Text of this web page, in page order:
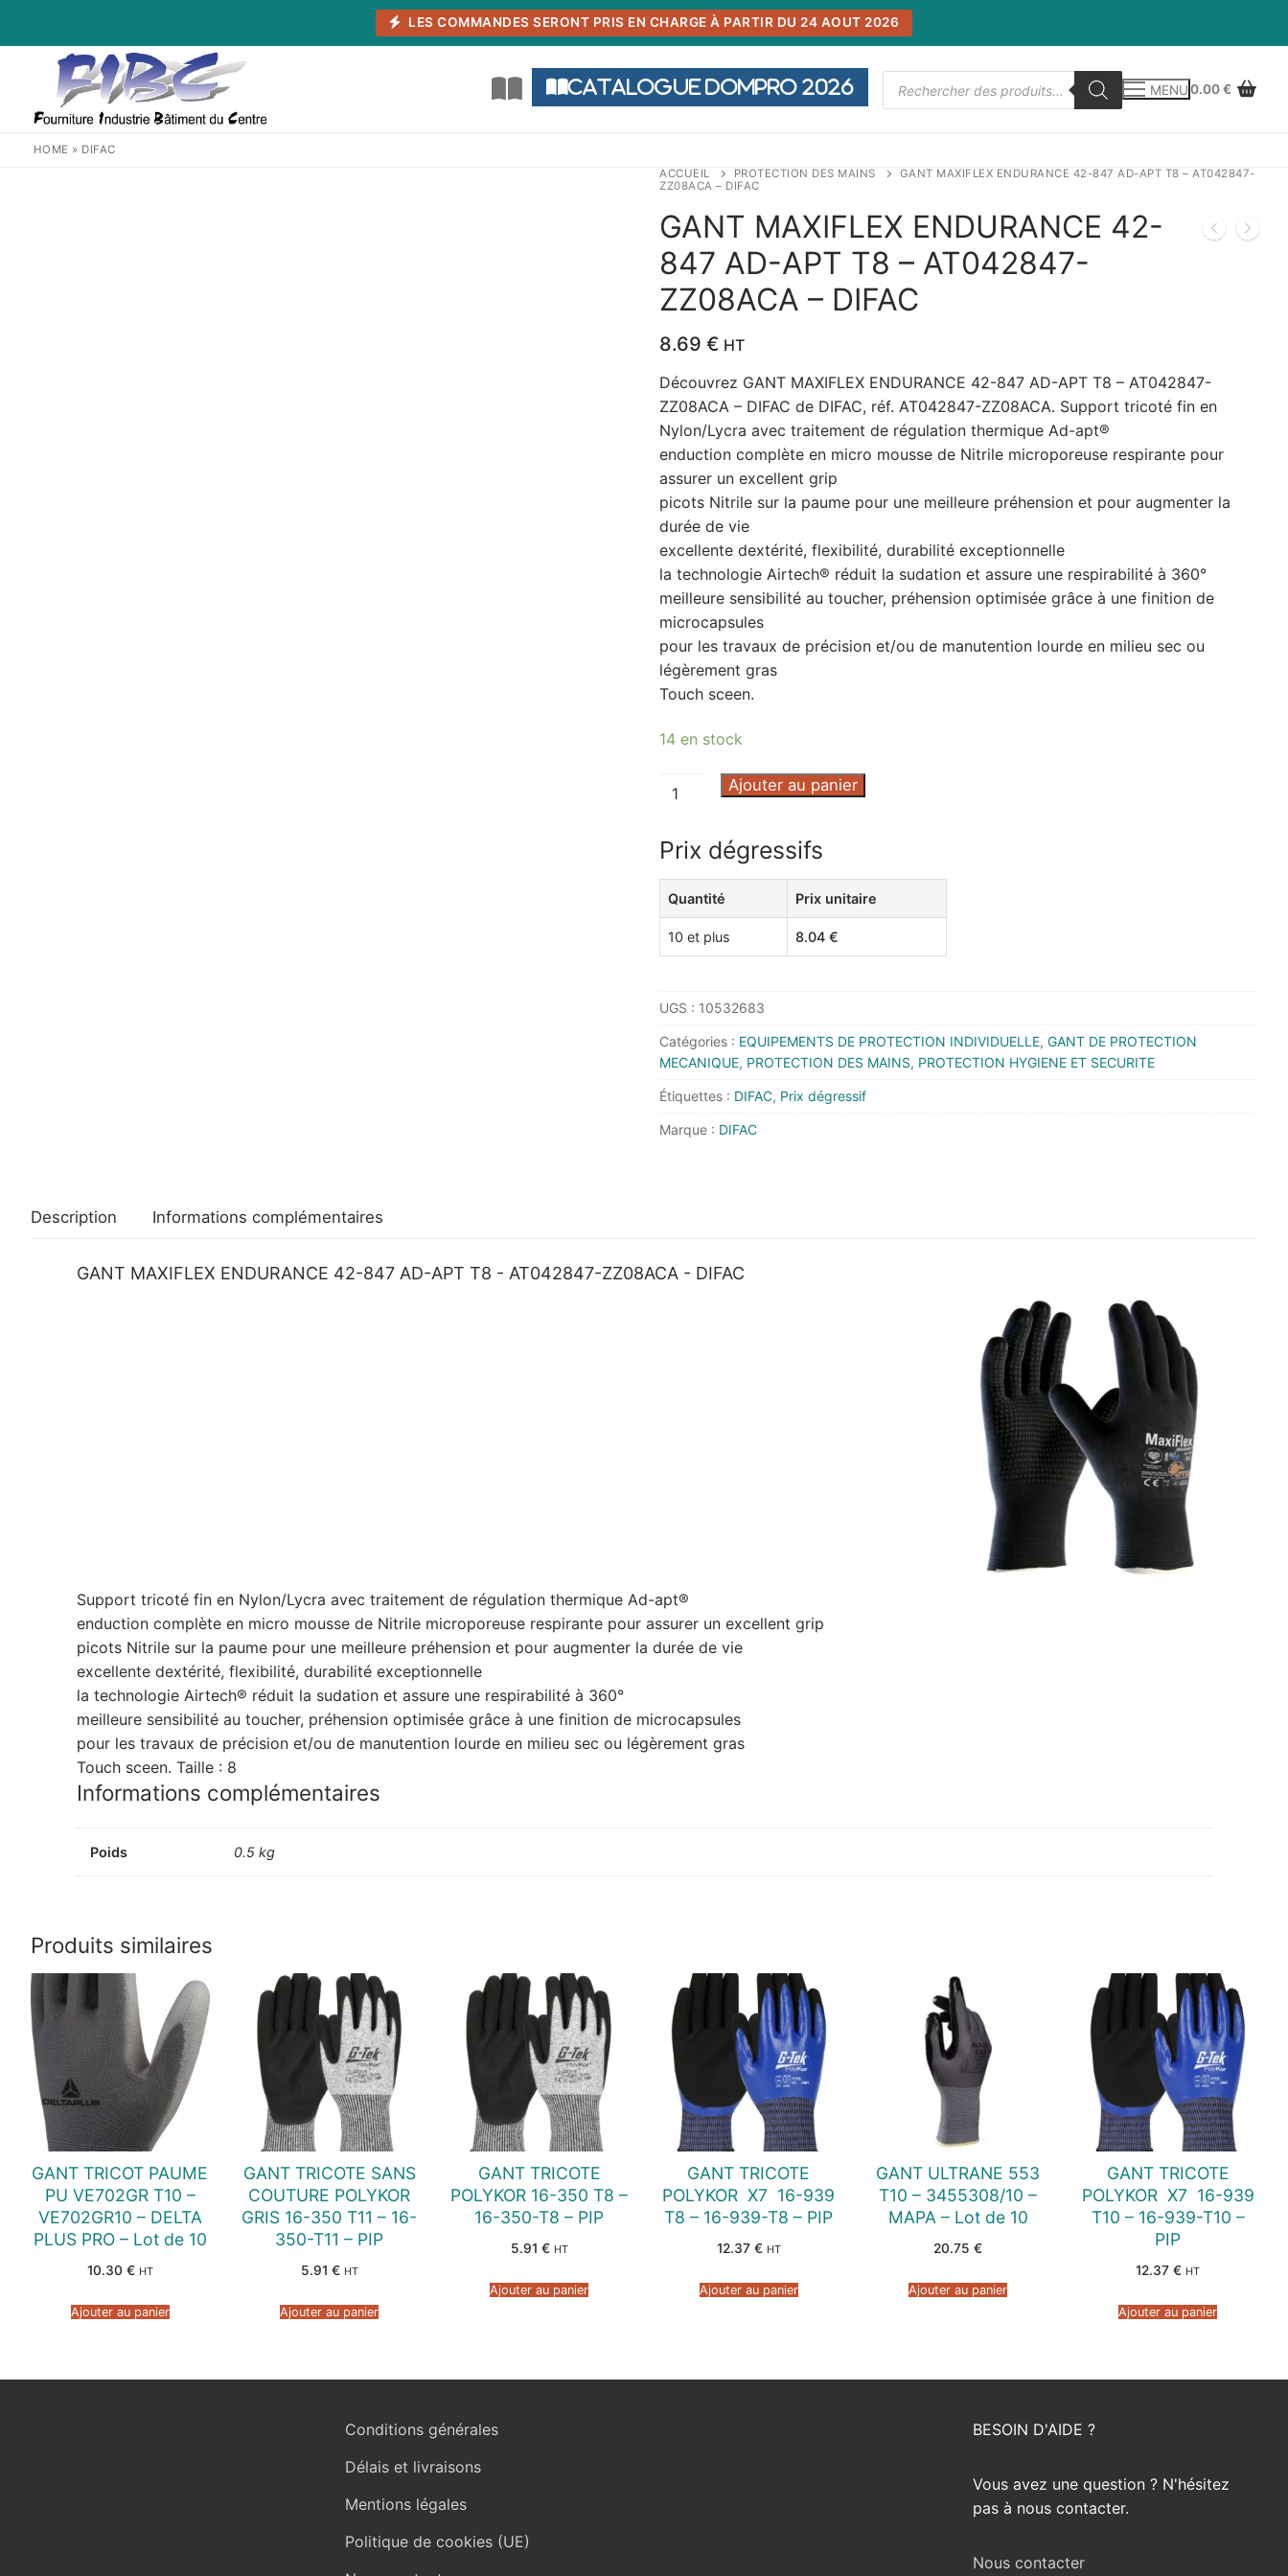
LES COMMANDES SERONT PRIS EN CHARGE À PARTIR DU 24 AOUT 2026
Catalogue DOMPRO 2026
Recherche
de
produits
MENU0.00€
HOME » DIFAC
ACCUEIL
PROTECTION DES MAINS
GANT MAXIFLEX ENDURANCE 42-847 AD-APT T8 – AT042847-
ZZ08ACA – DIFAC
GANT MAXIFLEX ENDURANCE 42-
847 AD-APT T8 – AT042847-
ZZ08ACA – DIFAC
8.69 € HT
Découvrez GANT MAXIFLEX ENDURANCE 42-847 AD-APT T8 – AT042847-
ZZ08ACA – DIFAC de DIFAC, réf. AT042847-ZZ08ACA. Support tricoté fin en
Nylon/Lycra avec traitement de régulation thermique Ad-apt®
enduction complète en micro mousse de Nitrile microporeuse respirante pour
assurer un excellent grip
picots Nitrile sur la paume pour une meilleure préhension et pour augmenter la
durée de vie
excellente dextérité, flexibilité, durabilité exceptionnelle
la technologie Airtech® réduit la sudation et assure une respirabilité à 360°
meilleure sensibilité au toucher, préhension optimisée grâce à une finition de
microcapsules
pour les travaux de précision et/ou de manutention lourde en milieu sec ou
légèrement gras
Touch sceen.
14 en stock
quantité
MAXIFLEX
ENDURANCE
42-
847
AD-
T8
AT042847-
ZZ08ACA
-
DIFAC
Ajouter au panier
Prix dégressifs
Quantité Prix unitaire
10 et plus 8.04 €
UGS : 10532683
Catégories : EQUIPEMENTS DE PROTECTION INDIVIDUELLE, GANT DE PROTECTION
MECANIQUE, PROTECTION DES MAINS, PROTECTION HYGIENE ET SECURITE
Étiquettes : DIFAC, Prix dégressif
Marque : DIFAC
Description Informations complémentaires
GANT MAXIFLEX ENDURANCE 42-847 AD-APT T8 - AT042847-ZZ08ACA - DIFAC
Support tricoté fin en Nylon/Lycra avec traitement de régulation thermique Ad-apt®
enduction complète en micro mousse de Nitrile microporeuse respirante pour assurer un excellent grip
picots Nitrile sur la paume pour une meilleure préhension et pour augmenter la durée de vie
excellente dextérité, flexibilité, durabilité exceptionnelle
la technologie Airtech® réduit la sudation et assure une respirabilité à 360°
meilleure sensibilité au toucher, préhension optimisée grâce à une finition de microcapsules
pour les travaux de précision et/ou de manutention lourde en milieu sec ou légèrement gras
Touch sceen. Taille : 8
Informations complémentaires
Poids 0.5 kg
Produits similaires
GANT TRICOT PAUME
PU VE702GR T10 –
VE702GR10 – DELTA
PLUS PRO – Lot de 10
10.30 € HT
Ajouter au panier
GANT TRICOTE SANS
COUTURE POLYKOR
GRIS 16-350 T11 – 16-
350-T11 – PIP
5.91 € HT
Ajouter au panier
GANT TRICOTE
POLYKOR 16-350 T8 –
16-350-T8 – PIP
5.91 € HT
Ajouter au panier
GANT TRICOTE
POLYKOR  X7  16-939
T8 – 16-939-T8 – PIP
12.37 € HT
Ajouter au panier
GANT ULTRANE 553
T10 – 3455308/10 –
MAPA – Lot de 10
20.75€
Ajouter au panier
GANT TRICOTE
POLYKOR  X7  16-939
T10 – 16-939-T10 –
PIP
12.37€ HT
Ajouter au panier
Conditions générales
Délais et livraisons
Mentions légales
Politique de cookies (UE)
BESOIN D'AIDE ?
Vous avez une question ? N'hésitez
pas à nous contacter.
Nous contacter